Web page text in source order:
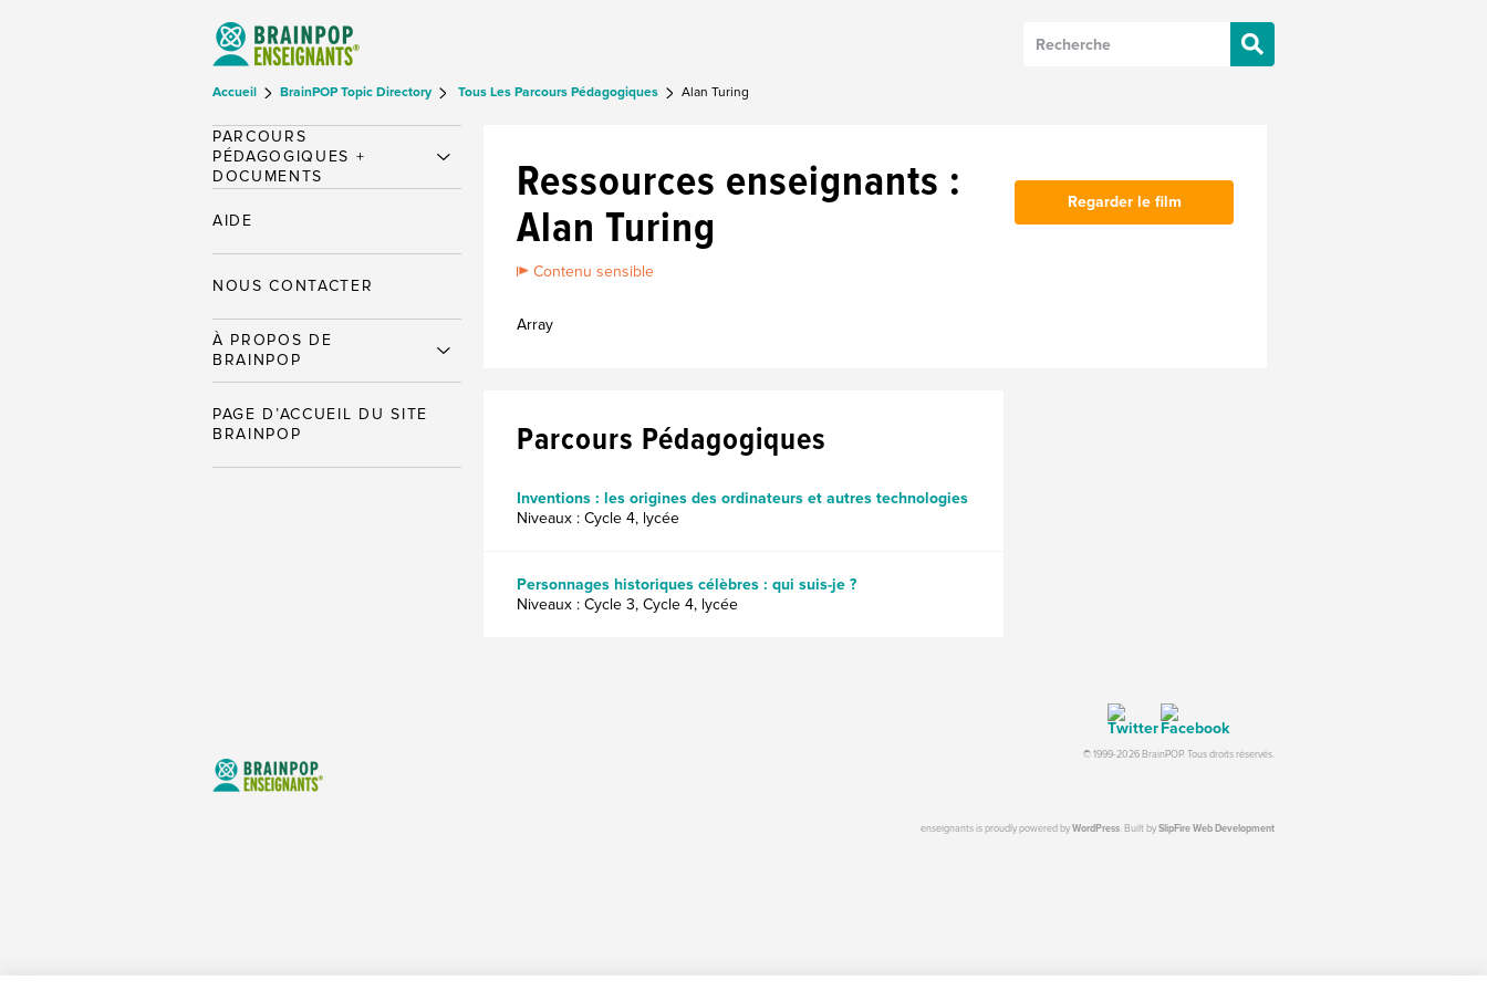
Accueil BrainPOP Topic Directory Tous Les Parcours Pédagogiques Alan Turing
Ressources enseignants :
Alan Turing
Contenu sensible
Array
Regarder le film
Parcours Pédagogiques
Inventions : les origines des ordinateurs et autres technologies
Niveaux : Cycle 4, lycée
Personnages historiques célèbres : qui suis-je ?
Niveaux : Cycle 3, Cycle 4, lycée
PARCOURS
PÉDAGOGIQUES +
DOCUMENTS
AIDE
NOUS CONTACTER
À PROPOS DE
BRAINPOP
PAGE D’ACCUEIL DU SITE
BRAINPOP
© 1999-2026 BrainPOP. Tous droits réservés.
enseignants is proudly powered byWordPress. Built bySlipFire Web Development